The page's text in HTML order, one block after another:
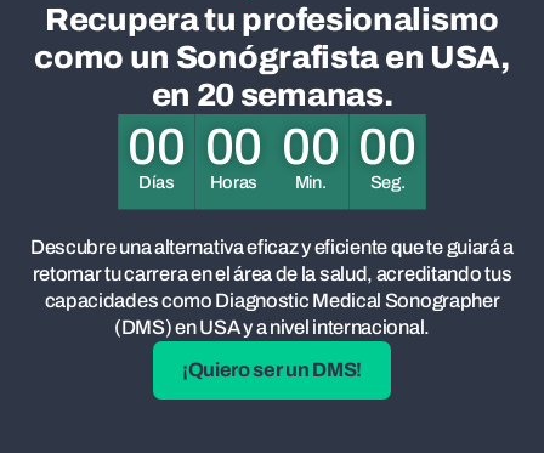
Recupera tu profesionalismo
como un Sonógrafista en USA,
en 20 semanas.
00
Días
00
Horas
00
Min.
00
Seg.
Descubre una alternativa eficaz y eficiente que te guiará a
retomar tu carrera en el área de la salud, acreditando tus
capacidades como Diagnostic Medical Sonographer
(DMS) en USA y a nivel internacional.
¡Quiero ser un DMS!